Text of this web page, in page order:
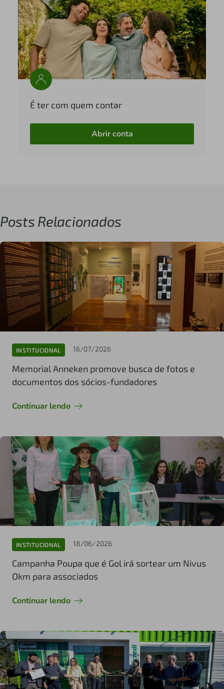
É ter com quem contar
Abrir conta
Posts Relacionados
INSTITUCIONAL 16/07/2026
Memorial Anneken promove busca de fotos e
documentos dos sócios-fundadores
Continuar lendo
INSTITUCIONAL 18/06/2026
Campanha Poupa que é Gol irá sortear um Nivus
Okm para associados
Continuar lendo